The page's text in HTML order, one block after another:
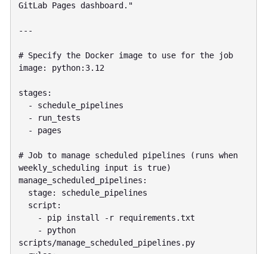
GitLab Pages dashboard."
---
# Specify the Docker image to use for the job
image: python:3.12
stages:
# Job to manage scheduled pipelines (runs when
weekly_scheduling input is true)
manage_scheduled_pipelines:
scripts/manage_scheduled_pipelines.py